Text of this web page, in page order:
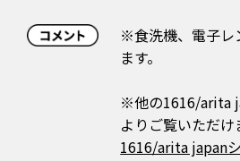
※食洗機、電子レ
ます。
※他の1616/arita
よりご覧いただけ
1616/arita japan